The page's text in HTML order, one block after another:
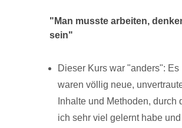
"Man musste arbeiten,
sein"
Dieser Kurs war "anders": Es
waren völlig neue,
Inhalte und Methoden, durch
ich sehr viel gelernt habe